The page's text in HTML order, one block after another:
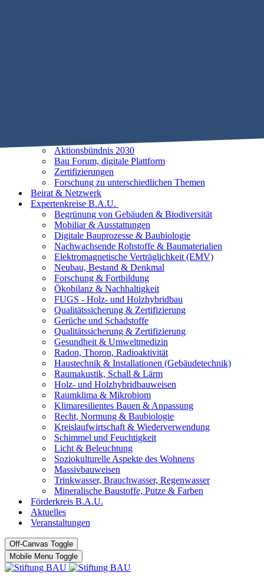
Aktionsbündnis 2030
Bau Forum, digitale Plattform
Zertifizierungen
Forschung zu unterschiedlichen Themen
Beirat & Netzwerk
Expertenkreise B.A.U.
Begrünung von Gebäuden & Biodiversität
Mobiliar & Ausstattungen
Digitale Bauprozesse & Baubiologie
Nachwachsende Rohstoffe & Baumaterialien
Elektromagnetische Verträglichkeit (EMV)
Neubau, Bestand & Denkmal
Forschung & Fortbildung
Ökobilanz & Nachhaltigkeit
FUGS - Holz- und Holzhybridbau
Qualitätssicherung & Zertifizierung
Gerüche und Schadstoffe
Qualitätssicherung & Zertifizierung
Gesundheit & Umweltmedizin
Radon, Thoron, Radioaktivität
Haustechnik & Installationen (Gebäudetechnik)
Raumakustik, Schall & Lärm
Holz- und Holzhybridbauweisen
Raumklima & Mikrobiom
Klimaresilientes Bauen & Anpassung
Recht, Normung & Baubiologie
Kreislaufwirtschaft & Wiederverwendung
Schimmel und Feuchtigkeit
Licht & Beleuchtung
Soziokulturelle Aspekte des Wohnens
Massivbauweisen
Trinkwasser, Brauchwasser, Regenwasser
Mineralische Baustoffe, Putze & Farben
Förderkreis B.A.U.
Aktuelles
Veranstaltungen
Off-Canvas Toggle
Mobile Menu Toggle